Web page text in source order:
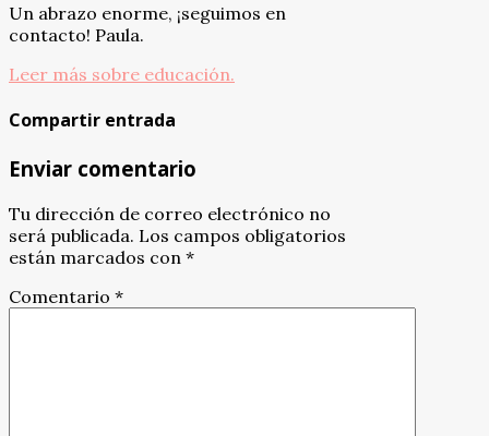
Un abrazo enorme, ¡seguimos en
contacto! Paula.
Leer más sobre educación.
Compartir entrada
Enviar comentario
Tu dirección de correo electrónico no
será publicada. Los campos obligatorios
están marcados con *
Comentario *